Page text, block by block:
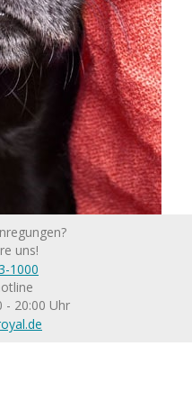
uns!
1000
- 20:00 Uhr